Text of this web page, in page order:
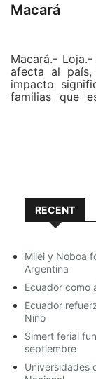
Macará
Macará.-
afecta al
impacto
familias que
lluvias
conjunto
presentadas
Paccha, en
impacto en
quebrada La
Por todo ello
por
“Declarar en
por el impacto
en lo siguiente:
RECENT
Milei y Noboa
Argentina
Ecuador como
Ecuador
Niño
Simert ferial
septiembre
Universidades